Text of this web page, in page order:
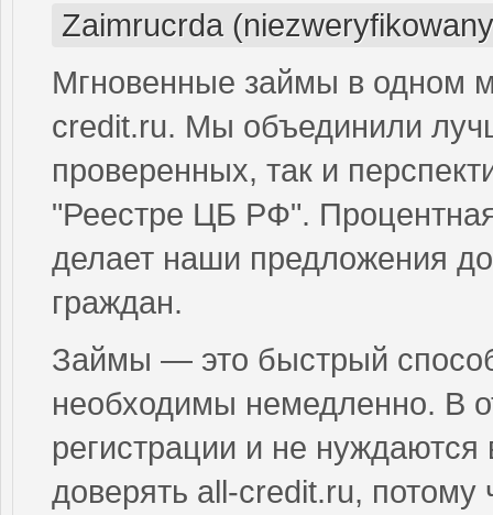
Zaimrucrda
Мгновенные займы в одном
credit.ru. Мы объединили
проверенных, так и
"Реестре ЦБ РФ".
делает наши предложения
граждан.
Займы — это быстрый способ
необходимы немедленно. В
регистрации и не
доверять all-credit.ru,